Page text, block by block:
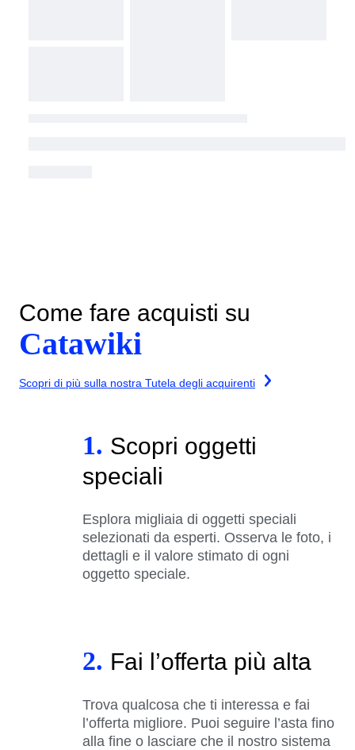
Come fare acquisti su
Catawiki
Scopri di più sulla nostra Tutela degli acquirenti
1. Scopri oggetti
speciali
Esplora migliaia di oggetti speciali
selezionati da esperti. Osserva le foto, i
dettagli e il valore stimato di ogni
oggetto speciale.
2. Fai l’offerta più alta
Trova qualcosa che ti interessa e fai
l’offerta migliore. Puoi seguire l’asta fino
alla fine o lasciare che il nostro sistema